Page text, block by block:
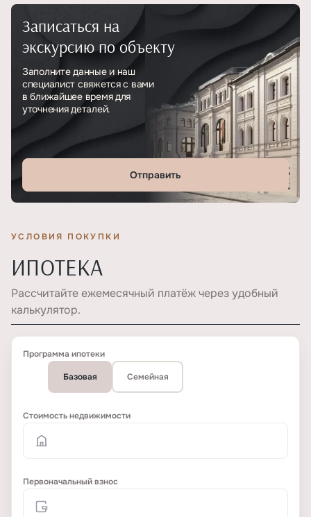
Записаться на
экскурсию по объекту
Заполните данные и наш
специалист свяжется с вами
в ближайшее время для
уточнения деталей.
Отправить
УСЛОВИЯ ПОКУПКИ
ИПОТЕКА
Рассчитайте ежемесячный платёж через удобный
калькулятор.
Программа ипотеки
Базовая Семейная
Стоимость недвижимости
Первоначальный взнос